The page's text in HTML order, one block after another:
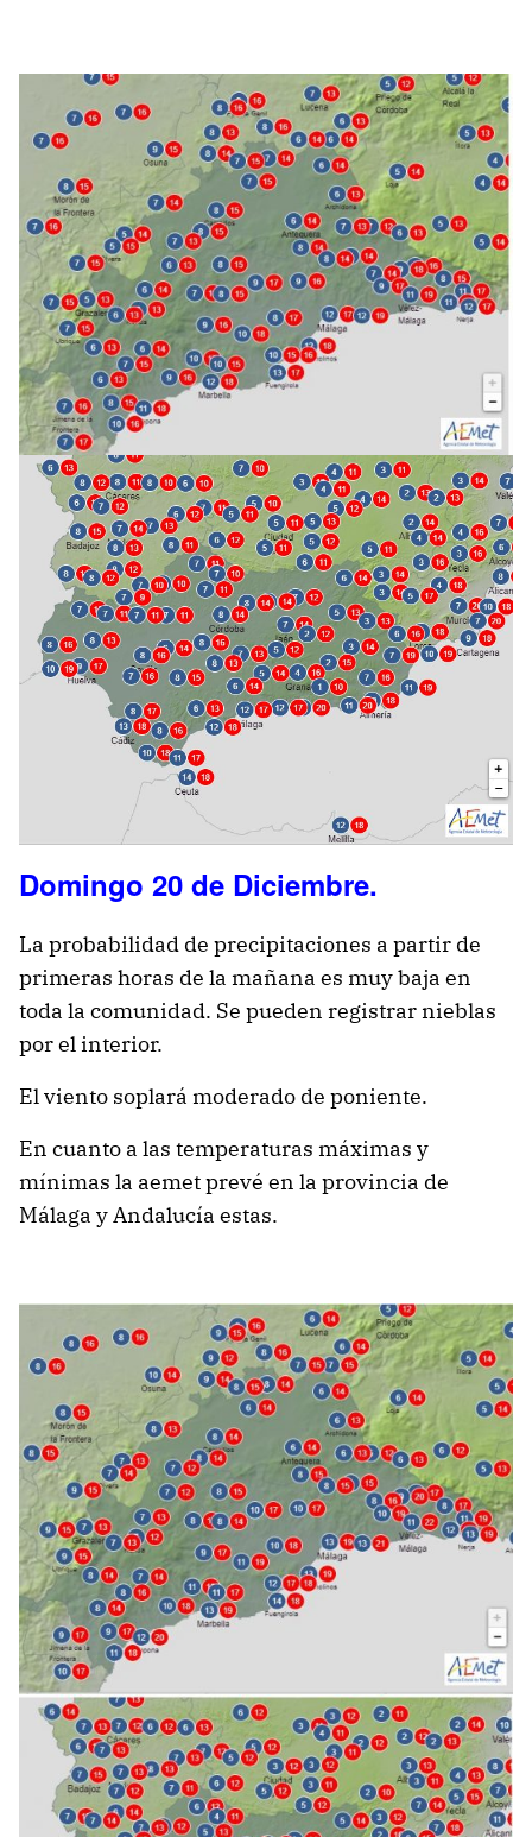
Domingo 20 de Diciembre.
La probabilidad de precipitaciones a partir de
primeras horas de la mañana es muy baja en
toda la comunidad. Se pueden registrar nieblas
por el interior.
El viento soplará moderado de poniente.
En cuanto a las temperaturas máximas y
mínimas la aemet prevé en la provincia de
Málaga y Andalucía estas.